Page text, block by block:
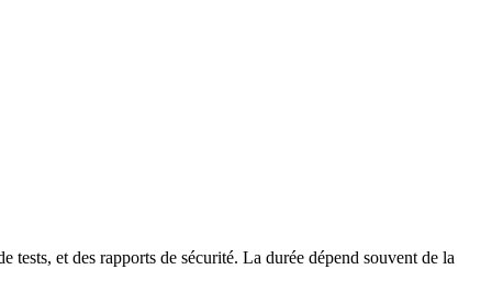
tests, et des rapports de sécurité. La durée dépend souvent de la